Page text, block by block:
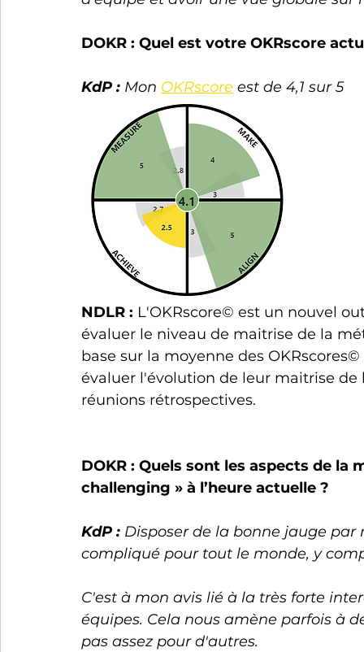
DOKR : Quel est votre OKRscore
KdP : Mon OKRscore est de 4,1 sur 5
NDLR : L'OKRscore© est un nouvel
évaluer le niveau de maitrise de la
base sur la moyenne des
évaluer l'évolution de leur maitrise
réunions rétrospectives.
DOKR : Quels sont les aspects de
challenging » à l’heure actuelle ?
KdP : Disposer de la bonne jauge
compliqué pour tout le monde, y
C'est à mon avis lié à la très forte
équipes. Cela nous amène parfois à
pas assez pour d'autres.